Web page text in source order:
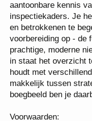
aantoonbare kennis
inspectiekaders. Je
en betrokkenen te
- voorbereiding op -
een prachtige,
daarbij in staat het
rekening houdt met
schakelt makkelijk
Als boegbeeld ben je
Voorwaarden: